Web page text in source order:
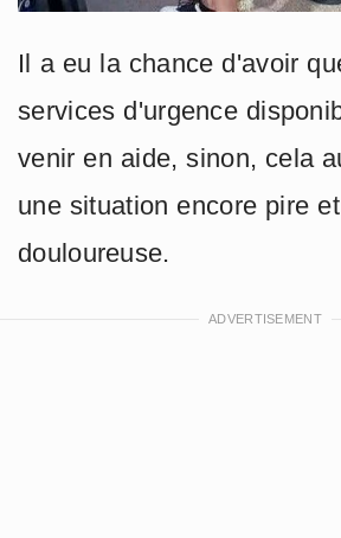
Il a eu la chance d'avoir
services d'urgence
venir en aide, sinon, cela
une situation encore pire
douloureuse.